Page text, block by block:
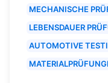
MECHANISCHE
LEBENSDAUER
AUTOMOTIVE